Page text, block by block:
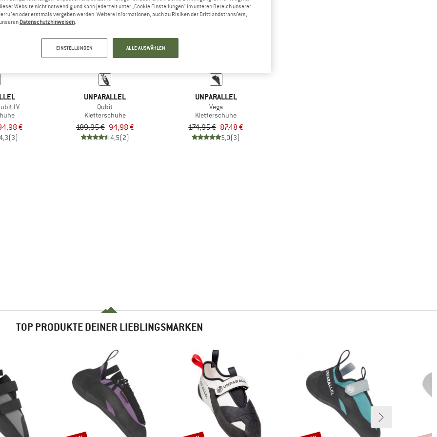
LV
€
(3)
50%
UNPARALLEL
Qubit
Kletterschuhe
189,95 € 94,98 €
4,5(2)
UNPARALLEL
Vega
Kletterschuhe
174,95 € 87,48 €
5,0(3)
TOP PRODUKTE DEINER LIEBLINGSMARKEN
Website nicht notwendig und kann jederzeit unter „Cookie Einstellungen“ im unteren Bereich unserer
oder erstmals vergeben werden. Weitere Informationen, auch zu Risiken der Drittlandstransfers,
Datenschutzhinweisen
EINSTELLUNGEN ALLE AUSWÄHLEN